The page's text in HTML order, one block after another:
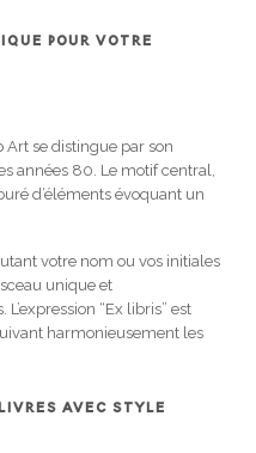
POUR VOTRE
se distingue par son
années 80. Le motif central,
d’éléments évoquant un
votre nom ou vos initiales
unique et
“Ex libris” est
harmonieusement les
AVEC STYLE